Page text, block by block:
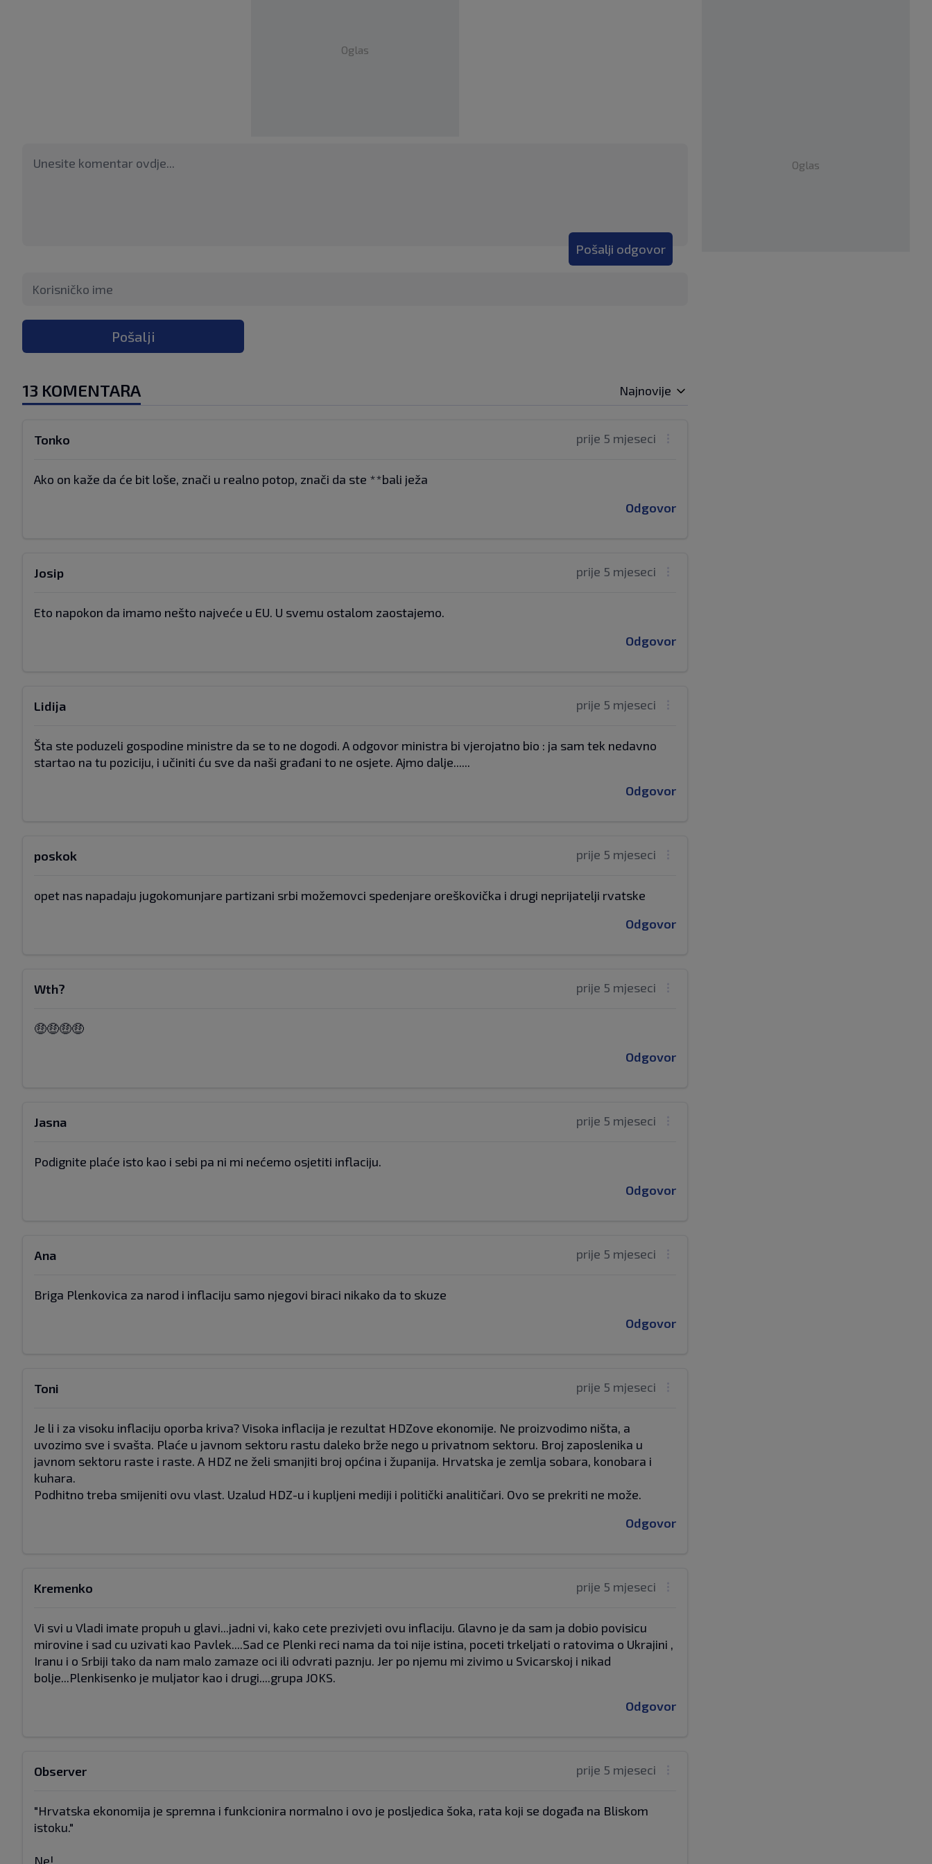
Oglas
Pošalji odgovor
Pošalji
13 KOMENTARA Najnovije
prije 5 mjeseci
Tonko
Ako on kaže da će bit loše, znači u realno potop, znači da ste **bali ježa
Odgovor
prije 5 mjeseci
Josip
Eto napokon da imamo nešto najveće u EU. U svemu ostalom zaostajemo.
Odgovor
prije 5 mjeseci
Lidija
Šta ste poduzeli gospodine ministre da se to ne dogodi. A odgovor ministra bi vjerojatno bio : ja sam tek nedavno
startao na tu poziciju, i učiniti ću sve da naši građani to ne osjete. Ajmo dalje......
Odgovor
prije 5 mjeseci
poskok
opet nas napadaju jugokomunjare partizani srbi možemovci spedenjare oreškovička i drugi neprijatelji rvatske
Odgovor
prije 5 mjeseci
Wth?
🤑🤑🤑🤑
Odgovor
prije 5 mjeseci
Jasna
Podignite plaće isto kao i sebi pa ni mi nećemo osjetiti inflaciju.
Odgovor
prije 5 mjeseci
Ana
Briga Plenkovica za narod i inflaciju samo njegovi biraci nikako da to skuze
Odgovor
prije 5 mjeseci
Toni
Je li i za visoku inflaciju oporba kriva? Visoka inflacija je rezultat HDZove ekonomije. Ne proizvodimo ništa, a
uvozimo sve i svašta. Plaće u javnom sektoru rastu daleko brže nego u privatnom sektoru. Broj zaposlenika u
javnom sektoru raste i raste. A HDZ ne želi smanjiti broj općina i županija. Hrvatska je zemlja sobara, konobara i
kuhara.
Podhitno treba smijeniti ovu vlast. Uzalud HDZ-u i kupljeni mediji i politički analitičari. Ovo se prekriti ne može.
Odgovor
prije 5 mjeseci
Kremenko
Vi svi u Vladi imate propuh u glavi...jadni vi, kako cete prezivjeti ovu inflaciju. Glavno je da sam ja dobio povisicu
mirovine i sad cu uzivati kao Pavlek....Sad ce Plenki reci nama da toi nije istina, poceti trkeljati o ratovima o Ukrajini ,
Iranu i o Srbiji tako da nam malo zamaze oci ili odvrati paznju. Jer po njemu mi zivimo u Svicarskoj i nikad
bolje...Plenkisenko je muljator kao i drugi....grupa JOKS.
Odgovor
prije 5 mjeseci
Observer
"Hrvatska ekonomija je spremna i funkcionira normalno i ovo je posljedica šoka, rata koji se događa na Bliskom
istoku."
Ne!
Oglas